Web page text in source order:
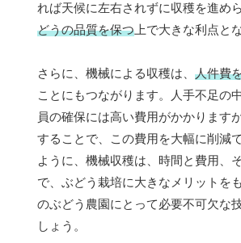
れば天候に左右されずに収穫を進め
どうの品質を保つ 上で大きな利点と
さらに、機械による収穫は、 人件費
ことにもつながります。人手不足の
員の確保には高い費用がかかります
することで、この費用を大幅に削減
ように、機械収穫は、時間と費用、
で、ぶどう栽培に大きなメリットを
のぶどう農園にとって必要不可欠な
しょう。